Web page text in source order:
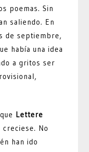
poemas. Sin
saliendo. En
de septiembre,
había una idea
a gritos ser
Lettere
No
han ido